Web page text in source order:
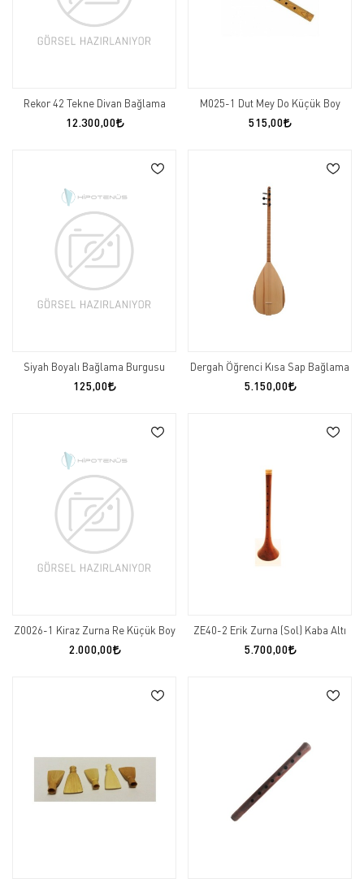
Rekor 42 Tekne Divan Bağlama
12.300,00
M025-1 Dut Mey Do Küçük Boy
515,00
Siyah Boyalı Bağlama Burgusu
125,00
Dergah Öğrenci Kısa Sap Bağlama
5.150,00
Z0026-1 Kiraz Zurna Re Küçük Boy
2.000,00
ZE40-2 Erik Zurna (Sol) Kaba Altı
5.700,00